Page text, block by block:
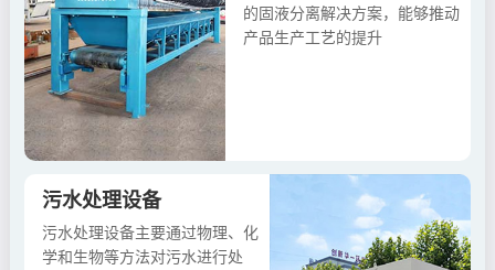
的固液分离解决方案，能够推动
产品生产工艺的提升
污水处理设备
污水处理设备主要通过物理、化
学和生物等方法对污水进行处